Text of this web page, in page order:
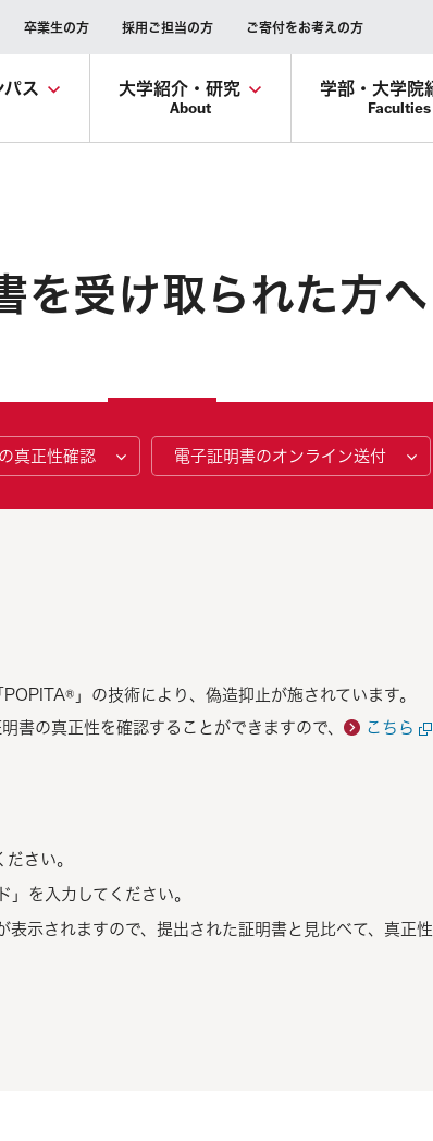
卒業生の方 採用ご担当の方 ご寄付をお考えの方
パス
大学紹介・研究
About
学部・大学院
Faculties
を受け取られた方へ
真正性確認 電子証明書のオンライン送付
」の技術により、偽造抑止が施されています。
書の真正性を確認することができますので、
こちら
さい。
を入力してください。
示されますので、提出された証明書と見比べて、真正性